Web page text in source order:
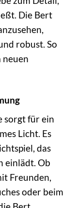
Die Bert
robust. So
neuen
sorgt für ein
Licht. Es
das
einlädt. Ob
Freunden,
oder beim